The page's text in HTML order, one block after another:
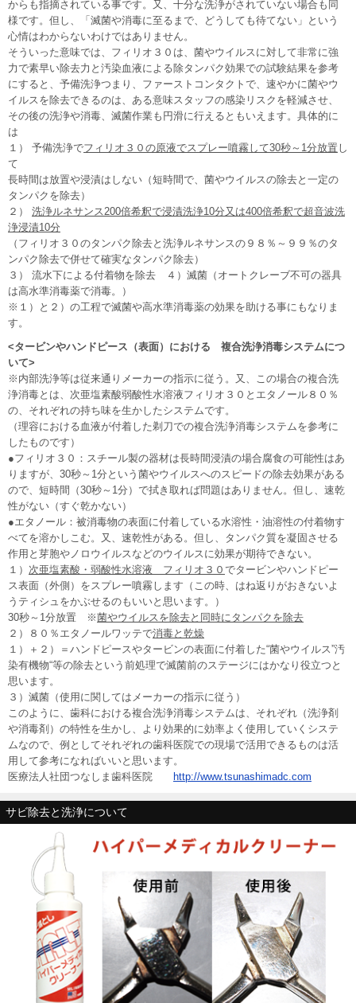
からも指摘されている事です。又、十分な洗浄がされていない場合も同
様です。但し、「滅菌や消毒に至るまで、どうしても待てない」という
心情はわからないわけではありません。
そういった意味では、フィリオ３０は、菌やウイルスに対して非常に強
力で素早い除去力と汚染血液による除タンパク効果での試験結果を参考
にすると、予備洗浄つまり、ファーストコンタクトで、速やかに菌やウ
イルスを除去できるのは、ある意味スタッフの感染リスクを軽減させ、
その後の洗浄や消毒、滅菌作業も円滑に行えるともいえます。具体的に
は
１） 予備洗浄でフィリオ３０の原液でスプレー噴霧して30秒～1分放置し
て
長時間は放置や浸漬はしない（短時間で、菌やウイルスの除去と一定の
タンパクを除去）
２） 洗浄ルネサンス200倍希釈で浸漬洗浄10分又は400倍希釈で超音波洗
浄浸漬10分
（フィリオ３０のタンパク除去と洗浄ルネサンスの９８％～９９％のタ
ンパク除去で併せて確実なタンパク除去）
３） 流水下による付着物を除去 ４）滅菌（オートクレーブ不可の器具
は高水準消毒薬で消毒。）
※１）と２）の工程で滅菌や高水準消毒薬の効果を助ける事にもなりま
す。
<タービンやハンドピース（表面）における 複合洗浄消毒システムにつ
いて>
※内部洗浄等は従来通りメーカーの指示に従う。又、この場合の複合洗
浄消毒とは、次亜塩素酸弱酸性水溶液フィリオ３０とエタノール８０％
の、それぞれの持ち味を生かしたシステムです。
（理容における血液が付着した剃刀での複合洗浄消毒システムを参考に
したものです）
●フィリオ３０：スチール製の器材は長時間浸漬の場合腐食の可能性はあ
りますが、30秒～1分という菌やウイルスへのスピードの除去効果がある
ので、短時間（30秒～1分）で拭き取れば問題はありません。但し、速乾
性がない（すぐ乾かない）
●エタノール：被消毒物の表面に付着している水溶性・油溶性の付着物す
べてを溶かしこむ。又、速乾性がある。但し、タンパク質を凝固させる
作用と芽胞やノロウイルスなどのウイルスに効果が期待できない。
１） 次亜塩素酸・弱酸性水溶液 フィリオ３０ でタービンやハンドピー
ス表面（外側）をスプレー噴霧します（この時、はね返りがおきないよ
うティシュをかぶせるのもいいと思います。）
30秒～1分放置 ※菌やウイルスを除去と同時にタンパクを除去
２）８０％エタノールワッテで消毒と乾燥
１）＋２）＝ハンドピースやタービンの表面に付着した“菌やウイルス”汚
染有機物“等の除去という前処理で滅菌前のステージにはかなり役立つと
思います。
３）滅菌（使用に関してはメーカーの指示に従う）
このように、歯科における複合洗浄消毒システムは、それぞれ（洗浄剤
や消毒剤）の特性を生かし、より効果的に効率よく使用していくシステ
ムなので、例としてそれぞれの歯科医院での現場で活用できるものは活
用して参考になればいいと思います。
医療法人社団つなしま歯科医院
http://www.tsunashimadc.com
サビ除去と洗浄について